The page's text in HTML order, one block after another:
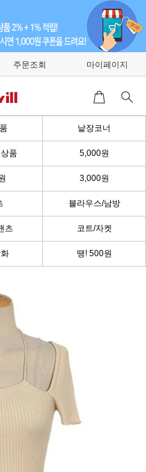
주문조회 마이페이지
낱장코너
품 5,000원
3,000원
블라우스/남방
츠 코트/자켓
땡! 500원